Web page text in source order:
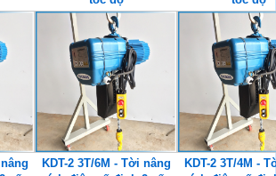
KDT-2 3T/6M - Tời nâng
KDT-2 3T/4M -